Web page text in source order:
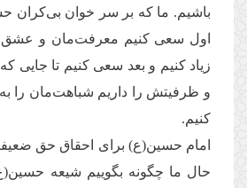
باشیم. ما كه بر سر خوان بی‌كران
اول سعی كنیم معرفت‌مان و
زیاد كنیم و بعد سعی كنیم تا جایی
و ظرفیتش را داریم شباهت‌مان را
كنیم.
امام حسین(ع) برای احقاق حق
حال ما چگونه بگوییم شیعه